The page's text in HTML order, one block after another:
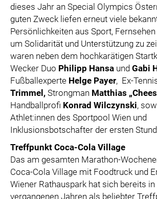
dieses Jahr an Special Olympics
guten Zweck liefen erneut viele
Persönlichkeiten aus Sport,
um Solidarität und Unterstützung zu
waren neben dem hochkarätigen
Wecker Duo Philipp Hansa und Gabi
Fußballexperte Helge Payer, Ex-
Trimmel, Strongman Matthias
Handballprofi Konrad Wilczynski,
Athlet:innen des Sportpool Wien und
Inklusionsbotschafter der ersten
Treffpunkt Coca-Cola Village
Das am gesamten Marathon-
Coca-Cola Village mit Foodtruck und
Wiener Rathauspark hat sich bereits in
vergangenen Jahren als beliebter